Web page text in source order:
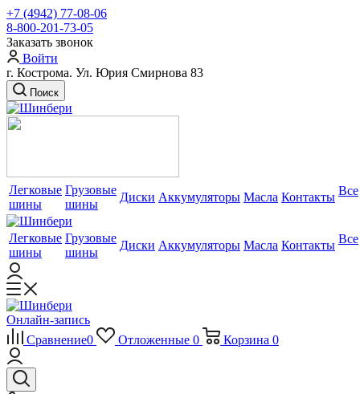
+7 (4942) 77-08-06
8-800-201-73-05
Заказать звонок
Войти
г. Кострома. Ул. Юрия Смирнова 83
Поиск
Легковые
шины
Грузовые
шины
Диски Аккумуляторы Масла Контакты Все
Легковые
шины
Грузовые
шины
Диски Аккумуляторы Масла Контакты Все
Онлайн-запись
Сравнение0 Отложенные 0 Корзина 0